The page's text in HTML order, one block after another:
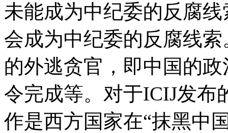
未能成为中纪委的反腐
会成为中纪委的反腐线
的外逃贪官，即中国的
令完成等。对于ICIJ发布
作是西方国家在“抹黑中